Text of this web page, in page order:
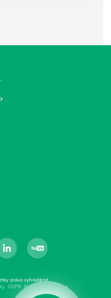
práva vyhradené
GDPR Nastavenia cookies
LinkedIn YouTube